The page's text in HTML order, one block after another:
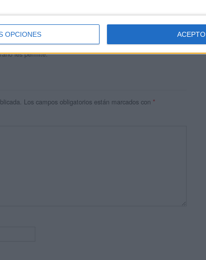
OPCIONES ACEPTO
blog, es la apuesta personal de dos profesores Ginés y
son los encargados de los contenidos que encontramos
la mayor parte del tiempo, que sus tareas como docentes, y
les permite.
Los campos obligatorios están marcados con *